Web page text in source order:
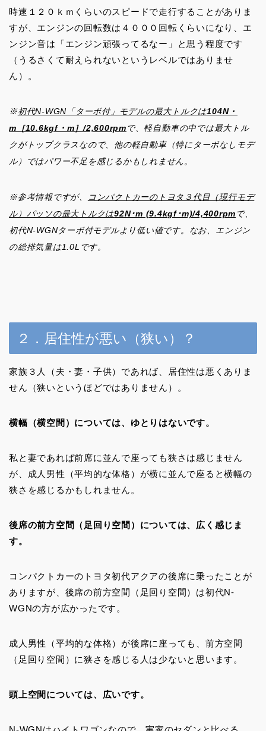
時速１２０ｋｍくらいのスピードで走行することがありま
すが、エンジンの回転数は４０００回転くらいになり、エ
ンジン音は「エンジン頑張ってるなー」と思う程度です
（うるさくて耐えられないというレベルではありませ
ん）。
※初代N-WGN「ターボ付」モデルの最大トルクは104N・
m［10.6kgf・m］/2,600rpmで、軽自動車の中では最大トル
クがトップクラスなので、他の軽自動車（特にターボなしモデ
ル）ではパワー不足を感じるかもしれません。
※参考情報ですが、
コンパクトカーのトヨタ３代目（現行モデ
ル）パッソの最大トルクは92N･m (9.4kgf･m)/4,400rpmで、
初代N-WGNターボ付モデルより低い値です。 なお、エンジン
の総排気量は1.0Lです。
２．居住性が悪い（狭い）？
家族３人（夫・妻・子供）であれば、居住性は悪くありま
せん（狭いというほどではありません）。
横幅（横空間）については、ゆとりはないです。
私と妻であれば前席に並んで座っても狭さは感じません
が、成人男性（平均的な体格）が横に並んで座ると横幅の
狭さを感じるかもしれません。
後席の前方空間（足回り空間）については、広く感じま
す。
コンパクトカーのトヨタ初代アクアの後席に乗ったことが
ありますが、後席の前方空間（足回り空間）は初代N-
WGNの方が広かったです。
成人男性（平均的な体格）が後席に座っても、前方空間
（足回り空間）に狭さを感じる人は少ないと思います。
頭上空間については、広いです。